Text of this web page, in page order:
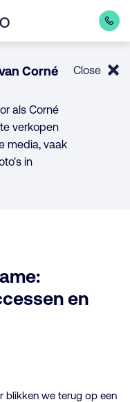
Corné
als Corné
verkopen
media, vaak
in
Close
en
blikken we terug op een